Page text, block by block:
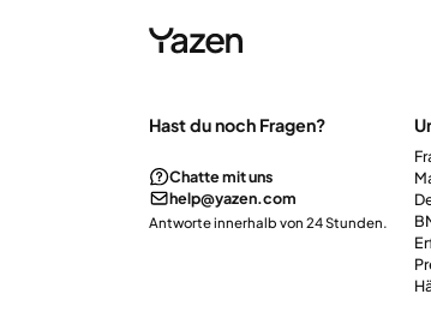
Hast du noch Fragen?
Chatte mit uns
help@yazen.com
Antworte innerhalb von 24 Stunden.